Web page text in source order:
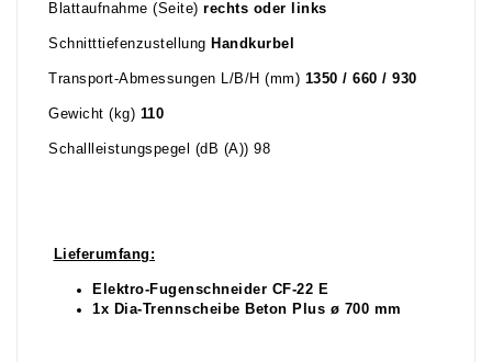
Blattaufnahme (Seite) rechts oder links
Schnitttiefenzustellung Handkurbel
Transport-Abmessungen L/B/H (mm) 1350 / 660 / 930
Gewicht (kg) 110
Schallleistungspegel (dB (A)) 98
Lieferumfang:
Elektro-Fugenschneider CF-22 E
1x Dia-Trennscheibe Beton Plus ø 700 mm